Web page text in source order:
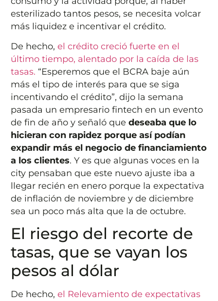
esterilizado tantos pesos, se necesita volcar
más liquidez e incentivar el crédito.
De hecho, el crédito creció fuerte en el
último tiempo, alentado por la caída de las
tasas. “Esperemos que el BCRA baje aún
más el tipo de interés para que se siga
incentivando el crédito”, dijo la semana
pasada un empresario fintech en un evento
de fin de año y señaló quedeseaba que lo
hicieran con rapidez porque así podían
expandir más el negocio de financiamiento
a los clientes. Y es que algunas voces en la
city pensaban que este nuevo ajuste iba a
llegar recién en enero porque la expectativa
de inflación de noviembre y de diciembre
sea un poco más alta que la de octubre.
El riesgo del recorte de
tasas, que se vayan los
pesos al dólar
De hecho,el Relevamiento de expectativas